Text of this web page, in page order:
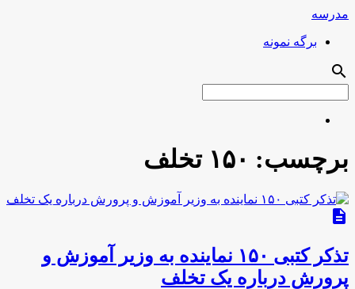
مدرسه
برگه نمونه
search
برچسب: ۱۵۰ تخلف
description
تذکر کتبی ۱۵۰ نماینده به وزیر آموزش و
پرورش درباره یک تخلف